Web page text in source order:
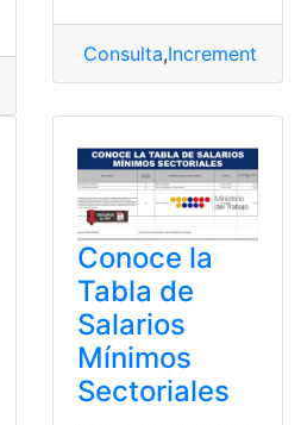
Salario
Consulta,Incrementos
Conoce la
Tabla de
Salarios
Mínimos
Sectoriales